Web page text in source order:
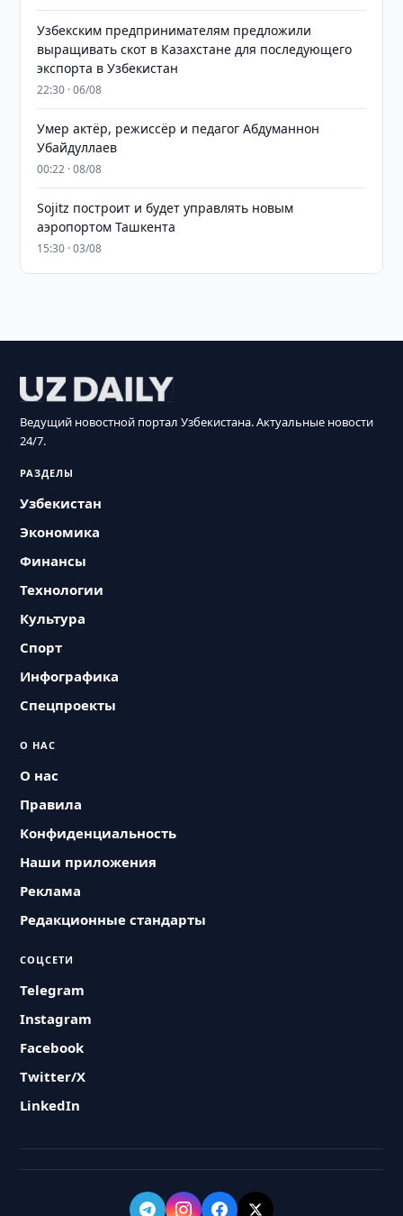
Узбекским предпринимателям предложили
выращивать скот в Казахстане для последующего
экспорта в Узбекистан
22:30 · 06/08
Умер актёр, режиссёр и педагог Абдуманнон
Убайдуллаев
00:22 · 08/08
Sojitz построит и будет управлять новым
аэропортом Ташкента
15:30 · 03/08
Ведущий новостной портал Узбекистана. Актуальные новости
24/7.
РАЗДЕЛЫ
Узбекистан
Экономика
Финансы
Технологии
Культура
Спорт
Инфографика
Спецпроекты
О НАС
О нас
Правила
Конфиденциальность
Наши приложения
Реклама
Редакционные стандарты
СОЦСЕТИ
Telegram
Instagram
Facebook
Twitter/X
LinkedIn